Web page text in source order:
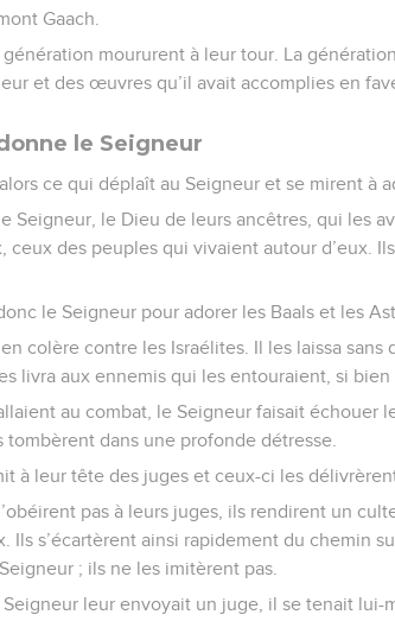
Gaach.
génération moururent à leur tour. La
et des œuvres qu’il avait accomplies en
le Seigneur
ce qui déplaît au Seigneur et se mirent à
Seigneur, le Dieu de leurs ancêtres, qui les
ceux des peuples qui vivaient autour d’eux.
le Seigneur pour adorer les Baals et les
colère contre les Israélites. Il les laissa
livra aux ennemis qui les entouraient, si bien
au combat, le Seigneur faisait échouer
tombèrent dans une profonde détresse.
à leur tête des juges et ceux-ci les
pas à leurs juges, ils rendirent un
Ils s’écartèrent ainsi rapidement du chemin
; ils ne les imitèrent pas.
leur envoyait un juge, il se tenait lui-